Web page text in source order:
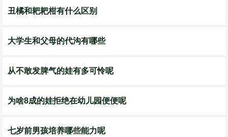
丑橘和耙耙柑有什么区别
大学生和父母的代沟有哪些
从不敢发脾气的娃有多可怜呢
为啥8成的娃拒绝在幼儿园便便呢
七岁前男孩培养哪些能力呢